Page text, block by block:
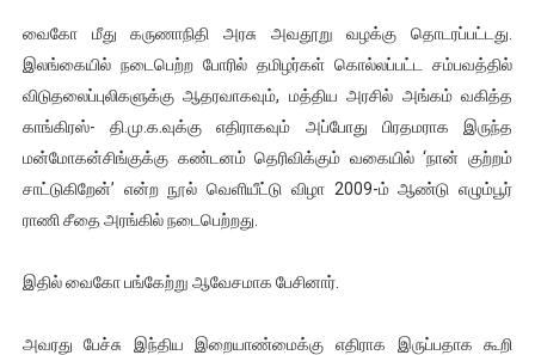
ஐ.நா முன்றலில் சீரற்ற காலநிலையிலும் தமிழின அழிப்பிற்கு
இளையராஜா – கமல் அவசர சந்திப்பு (படங்கள், விடியோ)
ஜனாதிபதி ஐக்கிய நாடுகளின் பொதுச் சபை கூட்டத்தில் இன்று
32 CM விநோத கன்றுக்குட்டி! (வீடியோ)
வைகோ மீது கருணாநிதி அரசு அவதூறு வழக்கு தொடரப்பட்டது.
இலங்கையில் நடைபெற்ற போரில் தமிழர்கள் கொல்லப்பட்ட சம்பவத்தில்
விடுதலைப்புலிகளுக்கு ஆதரவாகவும், மத்திய அரசில் அங்கம் வகித்த
காங்கிரஸ்- தி.மு.க.வுக்கு எதிராகவும் அப்போது பிரதமராக இருந்த
மன்மோகன்சிங்குக்கு கண்டனம் தெரிவிக்கும் வகையில் ‘நான் குற்றம்
சாட்டுகிறேன்’ என்ற நூல் வெளியீட்டு விழா 2009-ம் ஆண்டு எழும்பூர்
ராணி சீதை அரங்கில் நடைபெற்றது.
இதில் வைகோ பங்கேற்று ஆவேசமாக பேசினார்.
அவரது பேச்சு இந்திய இறையாண்மைக்கு எதிராக இருப்பதாக கூறி